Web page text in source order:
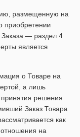
размещенную на
приобретении
— раздел 4
является
о Товаре на
а лишь
решения
Заказ Товара
как
на